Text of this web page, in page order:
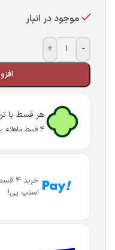
موجود در انبار
-
+
هر قسط با
۴ قسط ماهانه. بدون سود، چک و ضامن.
اسنپ پی!